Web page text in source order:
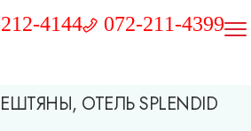
4144 072-211-4399
ОТЕЛЬ SPLENDID